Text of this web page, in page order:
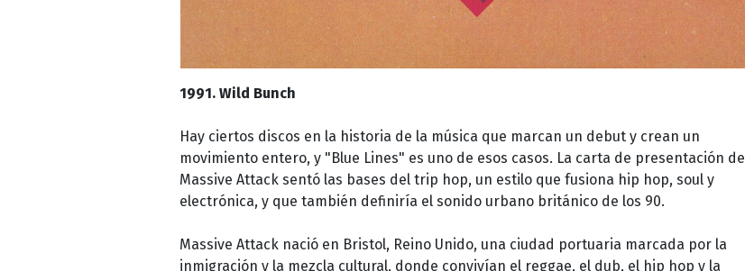
1991. Wild Bunch
Hay ciertos discos en la historia de la música que marcan un debut y crean un
movimiento entero, y "Blue Lines" es uno de esos casos. La carta de presentación de
Massive Attack sentó las bases del trip hop, un estilo que fusiona hip hop, soul y
electrónica, y que también definiría el sonido urbano británico de los 90.
Massive Attack nació en Bristol, Reino Unido, una ciudad portuaria marcada por la
inmigración y la mezcla cultural, donde convivían el reggae, el dub, el hip hop y la